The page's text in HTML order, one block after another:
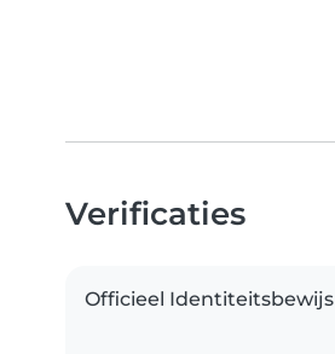
Verificaties
Officieel Identiteitsbewijs